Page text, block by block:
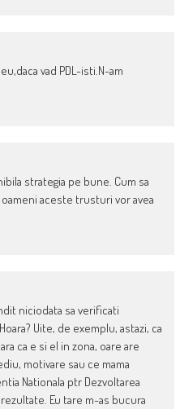
vad PDL-isti.N-am
strategia pe bune. Cum sa
aceste trusturi vor avea
niciodata sa verificati
Uite, de exemplu, astazi, ca
ca e si el in zona, oare are
motivare sau ce mama
Nationala ptr Dezvoltarea
Eu tare m-as bucura